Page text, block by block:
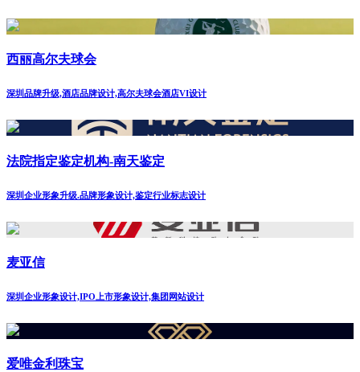
西丽高尔夫球会
深圳品牌升级,酒店品牌设计,高尔夫球会酒店VI设计
法院指定鉴定机构-南天鉴定
深圳企业形象升级.品牌形象设计,鉴定行业标志设计
麦亚信
深圳企业形象设计,IPO上市形象设计,集团网站设计
爱唯金利珠宝